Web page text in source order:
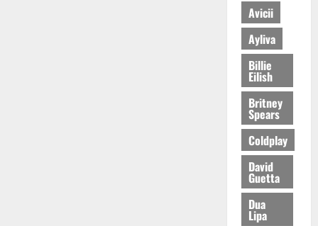
Avicii
Ayliva
Billie
Eilish
Britney
Spears
Coldplay
David
Guetta
Dua
Lipa